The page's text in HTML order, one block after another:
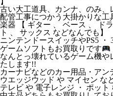
古い大工道具、カンナ、のみ、
配管工事につかう大掛かりな工
楽器 【 ギター 、 ベース 、 ド
ト 、 サックス などなんでも】
ニンテンドースイッチやPS5 ・
ゲームソフトもお買取りです
なんとっ壊れているゲーム機
たします!!
カーナビなどのカー用品・アン
ウエッジウッド や マイセン な
テレビ や 電子レンジ ・ ポット